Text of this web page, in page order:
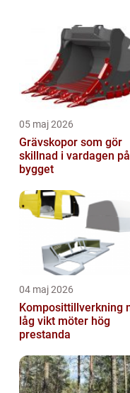
05 maj 2026
Grävskopor som gör
skillnad i vardagen på
bygget
04 maj 2026
Komposittillverkning när
låg vikt möter hög
prestanda